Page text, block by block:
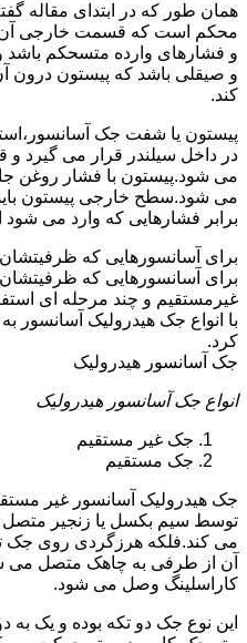
همان طور که در ابتدای مقاله
محکم است که قسمت خارجی آن
و فشارهای وارده متسحکم
و صیقلی باشد که پیستون درون
کند.
پیستون یا شفت جک
در داخل سیلندر قرار می گیرد و
می شود.پیستون با فشار روغن
می شود.سطح خارجی پیستون
برابر فشارهایی که وارد می شود
غیرمستقیم و چند مرحله ای
با انواع جک هیدرولیک
کرد.
جک آسانسور هیدرولیک
انواع جک آسانسور هیدرولیک
جک غیر مستقیم
جک مستقیم
جک هیدرولیک آسانسور غیر
توسط سیم بکسل یا زنجیر متصل
می کند.فلکه هرزگردی روی جک
آن از طرفی به چاهک متصل می
کاراسلینگ وصل می شود.
این نوع جک دو تکه بوده و یک